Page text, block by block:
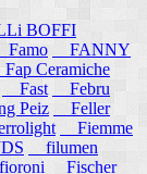
BOFFI
Famo
FANNY
Ceramiche
Fast
Febru
Peiz
Feller
Fiemme
filumen
Fischer